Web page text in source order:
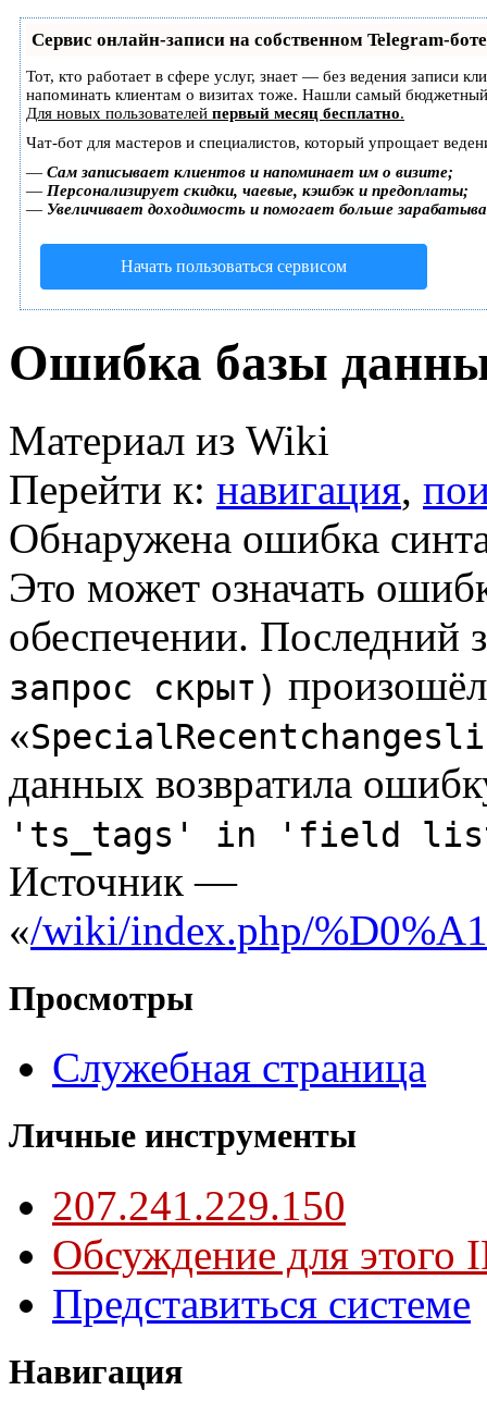
Сервис онлайн-записи на собственном Telegram-боте
Тот, кто работает в сфере услуг, знает — без ведения записи
напоминать клиентам о визитах тоже. Нашли самый
Для новых пользователей первый месяц бесплатно.
Чат-бот для мастеров и специалистов, который упрощает
— Сам записывает клиентов и напоминает им о визите;
— Персонализирует скидки, чаевые, кэшбэк и предоплаты;
— Увеличивает доходимость и помогает больше
Начать пользоваться сервисом
Ошибка базы
Материал из Wiki
Перейти к: навигация,
Обнаружена ошибка
Это может означать
обеспечении. Последний
запрос скрыт)
«
данных возвратила
'ts_tags' in 'field
Источник —
«/wiki/index.php/
Просмотры
Служебная страница
Личные инструменты
207.241.229.150
Обсуждение для этого
Представиться системе
Навигация